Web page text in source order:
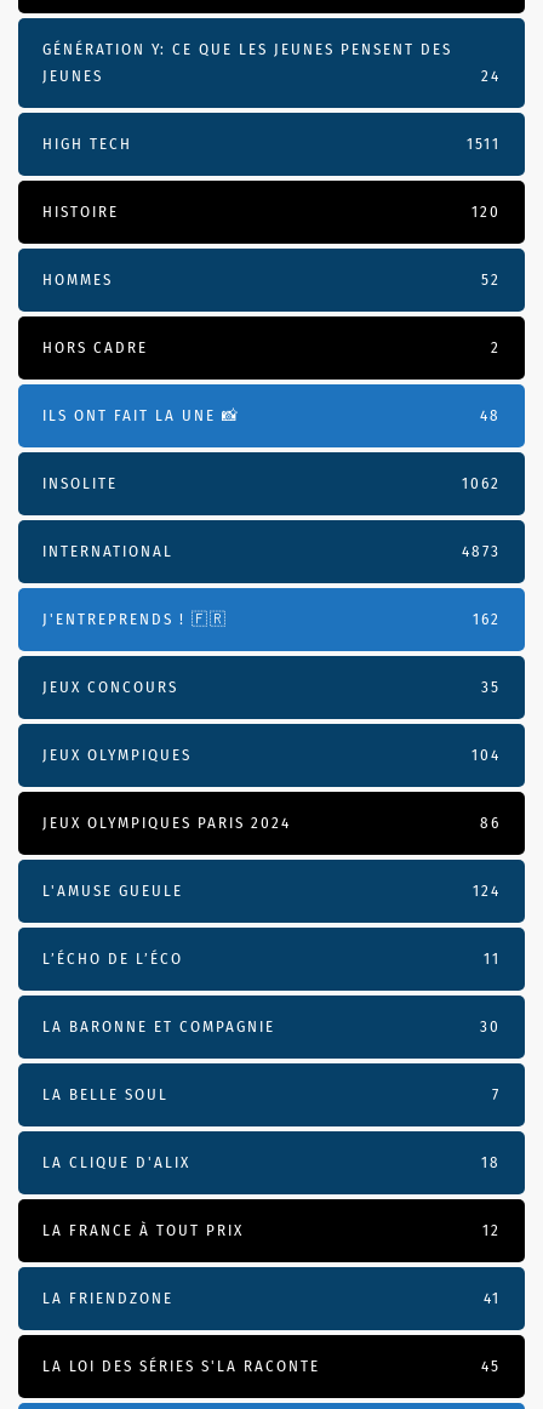
GÉNÉRATION Y: CE QUE LES JEUNES PENSENT DES
JEUNES
24
HIGH TECH 1511
HISTOIRE 120
HOMMES 52
HORS CADRE 2
ILS ONT FAIT LA UNE 📸 48
INSOLITE 1062
INTERNATIONAL 4873
J'ENTREPRENDS ! 🇫🇷 162
JEUX CONCOURS 35
JEUX OLYMPIQUES 104
JEUX OLYMPIQUES PARIS 2024 86
L'AMUSE GUEULE 124
L’ÉCHO DE L’ÉCO 11
LA BARONNE ET COMPAGNIE 30
LA BELLE SOUL 7
LA CLIQUE D'ALIX 18
LA FRANCE À TOUT PRIX 12
LA FRIENDZONE 41
LA LOI DES SÉRIES S'LA RACONTE 45